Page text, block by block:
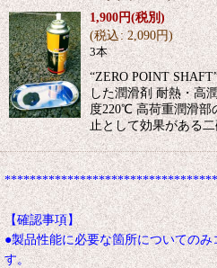
1,900円(税別)
(税込: 2,090円)
3本
“ZERO POINT
した潤滑剤 耐熱・高
度220℃ 高荷重潤滑部
止として効果がある
【確認事項】
●製品性能に必要な箇所についての
す。